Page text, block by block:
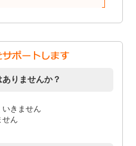
りませんか？
きません
せん